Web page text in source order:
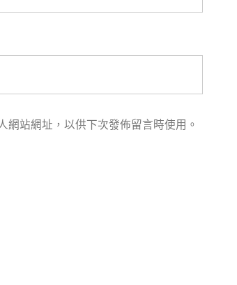
站網址，以供下次發佈留言時使用。